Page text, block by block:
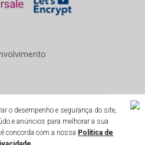
1996-2020
e Decorações LTDA - CNPJ:
87.290.778 - Avenida Henrique
o desempenho e segurança do site,
e anúncios para melhorar a sua
concorda com a nossa Política de